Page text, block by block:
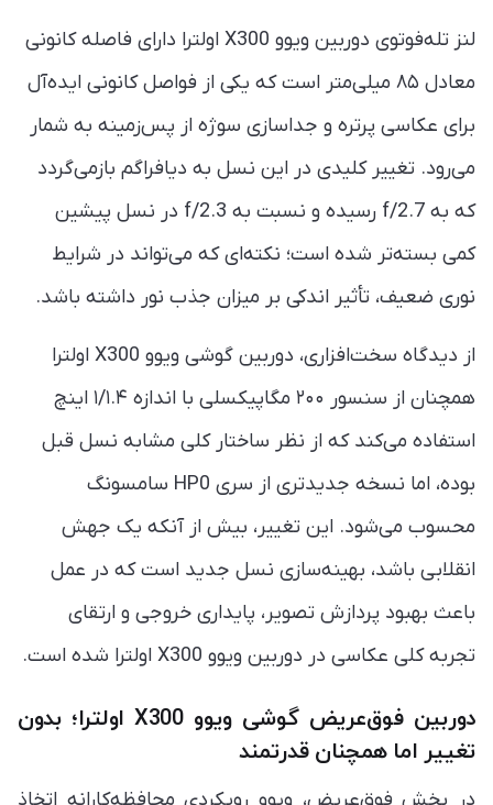
لنز تله‌فوتوی دوربین ویوو X300 اولترا دارای فاصله کانونی
معادل ۸۵ میلی‌متر است که یکی از فواصل کانونی ایده‌آل
برای عکاسی پرتره و جداسازی سوژه از پس‌زمینه به شمار
می‌رود. تغییر کلیدی در این نسل به دیافراگم بازمی‌گردد
که به f/2.7 رسیده و نسبت به f/2.3 در نسل پیشین
کمی بسته‌تر شده است؛ نکته‌ای که می‌تواند در شرایط
نوری ضعیف، تأثیر اندکی بر میزان جذب نور داشته باشد.
از دیدگاه سخت‌افزاری، دوربین گوشی ویوو X300 اولترا
همچنان از سنسور ۲۰۰ مگاپیکسلی با اندازه ۱/۱.۴ اینچ
استفاده می‌کند که از نظر ساختار کلی مشابه نسل قبل
بوده، اما نسخه جدیدتری از سری HP0 سامسونگ
محسوب می‌شود. این تغییر، بیش از آنکه یک جهش
انقلابی باشد، بهینه‌سازی نسل جدید است که در عمل
باعث بهبود پردازش تصویر، پایداری خروجی و ارتقای
تجربه کلی عکاسی در دوربین ویوو X300 اولترا شده است.
دوربین فوق‌عریض گوشی ویوو X300 اولترا؛ بدون
تغییر اما همچنان قدرتمند
در بخش فوق‌عریض، ویوو رویکردی محافظه‌کارانه اتخاذ